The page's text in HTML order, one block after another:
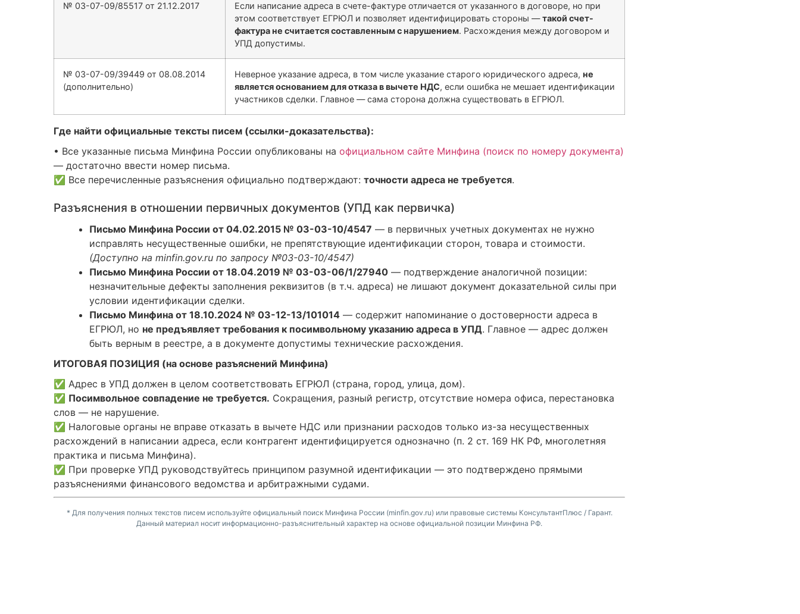
№ 03-07-09/85517 от 21.12.2017
Если написание адреса в счете-фактуре отличается от указанного в договоре, но при
этом соответствует ЕГРЮЛ и позволяет идентифицировать стороны —такой счет-
фактура не считается составленным с нарушением. Расхождения между договором и
УПД допустимы.
№ 03-07-09/39449 от 08.08.2014
(дополнительно)
Неверное указание адреса, в том числе указание старого юридического адреса, не
является основанием для отказа в вычете НДС, если ошибка не мешает идентификации
участников сделки. Главное — сама сторона должна существовать в ЕГРЮЛ.
Где найти официальные тексты писем (ссылки-доказательства):
• Все указанные письма Минфина России опубликованы на официальном сайте Минфина (поиск по номеру документа)
— достаточно ввести номер письма.
✅ Все перечисленные разъяснения официально подтверждают: точности адреса не требуется.
Разъяснения в отношении первичных документов (УПД как первичка)
Письмо Минфина России от 04.02.2015 № 03-03-10/4547 — в первичных учетных документах не нужно
исправлять несущественные ошибки, не препятствующие идентификации сторон, товара и стоимости.
(Доступно на minfin.gov.ru по запросу №03-03-10/4547)
Письмо Минфина России от 18.04.2019 № 03-03-06/1/27940 — подтверждение аналогичной позиции:
незначительные дефекты заполнения реквизитов (в т.ч. адреса) не лишают документ доказательной силы при
условии идентификации сделки.
Письмо Минфина от 18.10.2024 № 03-12-13/101014 — содержит напоминание о достоверности адреса в
ЕГРЮЛ, но не предъявляет требования к посимвольному указанию адреса в УПД. Главное — адрес должен
быть верным в реестре, а в документе допустимы технические расхождения.
ИТОГОВАЯ ПОЗИЦИЯ (на основе разъяснений Минфина)
✅ Адрес в УПД должен в целом соответствовать ЕГРЮЛ (страна, город, улица, дом).
✅ Посимвольное совпадение не требуется. Сокращения, разный регистр, отсутствие номера офиса, перестановка
слов — не нарушение.
✅ Налоговые органы не вправе отказать в вычете НДС или признании расходов только из-за несущественных
расхождений в написании адреса, если контрагент идентифицируется однозначно (п. 2 ст. 169 НК РФ, многолетняя
практика и письма Минфина).
✅ При проверке УПД руководствуйтесь принципом разумной идентификации — это подтверждено прямыми
разъяснениями финансового ведомства и арбитражными судами.
* Для получения полных текстов писем используйте официальный поиск Минфина России (minfin.gov.ru) или правовые системы КонсультантПлюс / Гарант.
Данный материал носит информационно-разъяснительный характер на основе официальной позиции Минфина РФ.